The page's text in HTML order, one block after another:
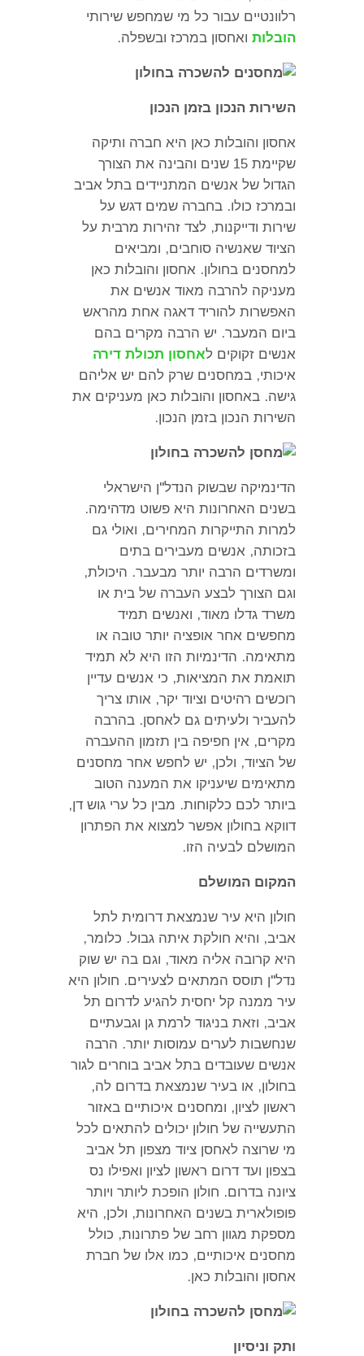
רלוונטיים עבור כל מי שמחפש שירותי
הובלות ואחסון במרכז ובשפלה.
השירות הנכון בזמן הנכון
אחסון והובלות כאן היא חברה ותיקה
שקיימת 15 שנים והבינה את הצורך
הגדול של אנשים המתניידים בתל אביב
ובמרכז כולו. בחברה שמים דגש על
שירות ודייקנות, לצד זהירות מרבית על
הציוד שאנשיה סוחבים, ומביאים
למחסנים בחולון. אחסון והובלות כאן
מעניקה להרבה מאוד אנשים את
האפשרות להוריד דאגה אחת מהראש
ביום המעבר. יש הרבה מקרים בהם
אנשים זקוקים לאחסון תכולת דירה
איכותי, במחסנים שרק להם יש אליהם
גישה. באחסון והובלות כאן מעניקים את
השירות הנכון בזמן הנכון.
הדינמיקה שבשוק הנדל"ן הישראלי
בשנים האחרונות היא פשוט מדהימה.
למרות התייקרות המחירים, ואולי גם
בזכותה, אנשים מעבירים בתים
ומשרדים הרבה יותר מבעבר. היכולת,
וגם הצורך לבצע העברה של בית או
משרד גדלו מאוד, ואנשים תמיד
מחפשים אחר אופציה יותר טובה או
מתאימה. הדינמיות הזו היא לא תמיד
תואמת את המציאות, כי אנשים עדיין
רוכשים רהיטים וציוד יקר, אותו צריך
להעביר ולעיתים גם לאחסן. בהרבה
מקרים, אין חפיפה בין תזמון ההעברה
של הציוד, ולכן, יש לחפש אחר מחסנים
מתאימים שיעניקו את המענה הטוב
ביותר לכם כלקוחות. מבין כל ערי גוש דן,
דווקא בחולון אפשר למצוא את הפתרון
המושלם לבעיה הזו.
המקום המושלם
חולון היא עיר שנמצאת דרומית לתל
אביב, והיא חולקת איתה גבול. כלומר,
היא קרובה אליה מאוד, וגם בה יש שוק
נדל"ן תוסס המתאים לצעירים. חולון היא
עיר ממנה קל יחסית להגיע לדרום תל
אביב, וזאת בניגוד לרמת גן וגבעתיים
שנחשבות לערים עמוסות יותר. הרבה
אנשים שעובדים בתל אביב בוחרים לגור
בחולון, או בעיר שנמצאת בדרום לה,
ראשון לציון, ומחסנים איכותיים באזור
התעשייה של חולון יכולים להתאים לכל
מי שרוצה לאחסן ציוד מצפון תל אביב
בצפון ועד דרום ראשון לציון ואפילו נס
ציונה בדרום. חולון הופכת ליותר ויותר
פופולארית בשנים האחרונות, ולכן, היא
מספקת מגוון רחב של פתרונות, כולל
מחסנים איכותיים, כמו אלו של חברת
אחסון והובלות כאן.
ותק וניסיון